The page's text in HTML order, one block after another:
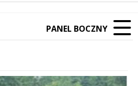
PANEL BOCZNY